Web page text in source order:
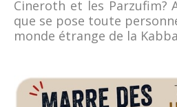
Cineroth et les Parzufim?
que se pose toute
monde étrange de la